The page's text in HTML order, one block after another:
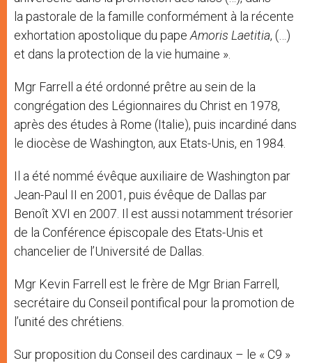
la pastorale de la famille conformément à la récente
exhortation apostolique du pape Amoris Laetitia, (…)
et dans la protection de la vie humaine ».
Mgr Farrell a été ordonné prêtre au sein de la
congrégation des Légionnaires du Christ en 1978,
après des études à Rome (Italie), puis incardiné dans
le diocèse de Washington, aux Etats-Unis, en 1984.
Il a été nommé évêque auxiliaire de Washington par
Jean-Paul II en 2001, puis évêque de Dallas par
Benoît XVI en 2007. Il est aussi notamment trésorier
de la Conférence épiscopale des Etats-Unis et
chancelier de l’Université de Dallas.
Mgr Kevin Farrell est le frère de Mgr Brian Farrell,
secrétaire du Conseil pontifical pour la promotion de
l’unité des chrétiens.
Sur proposition du Conseil des cardinaux – le « C9 »